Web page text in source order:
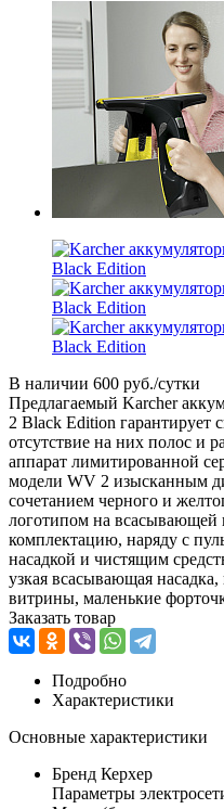
В наличии 600 руб./сутки
Предлагаемый Karcher
2 Black Edition гарантирует
отсутствие на них полос и
аппарат лимитированной
модели WV 2 изысканным
сочетанием черного и
логотипом на всасывающей
комплектацию, наряду с
насадкой и чистящим
узкая всасывающая
витрины, маленькие
Заказать товар
Подробно
Характеристики
Основные характеристики
Бренд Керхер
Параметры